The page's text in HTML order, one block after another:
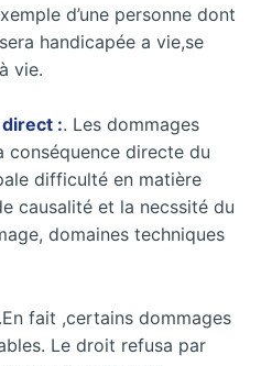
d’une personne dont
handicapée a vie,se
vie.
direct :. Les dommages
conséquence directe du
difficulté en matière
causalité et la necssité du
domaines techniques
.En fait ,certains dommages
Le droit refusa par